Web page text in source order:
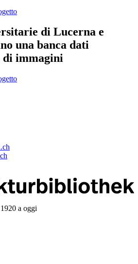
di Lucerna e
una banca dati
di immagini
a oggi